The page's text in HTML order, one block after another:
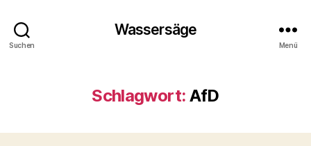
Suchen
Wassersäge
Menü
Schlagwort: AfD